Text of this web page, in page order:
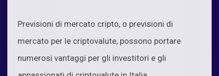
Previsioni di mercato cripto, o previsioni di
mercato per le criptovalute, possono portare
numerosi vantaggi per gli investitori e gli